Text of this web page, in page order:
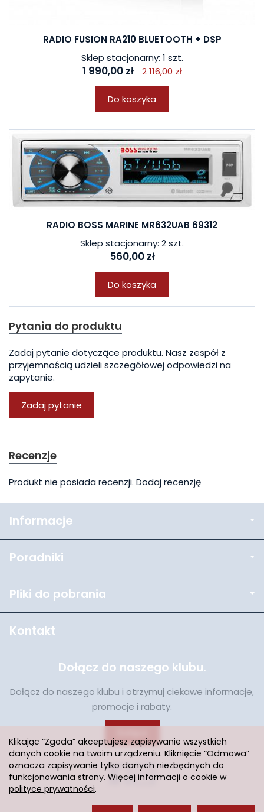
RADIO FUSION RA210 BLUETOOTH + DSP
Sklep stacjonarny: 1 szt.
1 990,00 zł 2 116,00 zł
Do koszyka
RADIO BOSS MARINE MR632UAB 69312
Sklep stacjonarny: 2 szt.
560,00 zł
Do koszyka
Pytania do produktu
Zadaj pytanie dotyczące produktu. Nasz zespół z
przyjemnością udzieli szczegółowej odpowiedzi na
zapytanie.
Zadaj pytanie
Recenzje
Produkt nie posiada recenzji. Dodaj recenzję
Informacje
Poradniki
Pliki do pobrania
Kontakt
Dołącz do naszego klubu.
Dołącz do naszego klubu i otrzymuj ciekawe informacje,
promocje i rabaty.
Klikając “Zgoda” akceptujesz zapisywanie wszystkich
danych cookie na twoim urządzeniu. Kliknięcie “Odmowa”
oznacza zapisywanie tylko danych niezbędnych do
funkcjonowania strony. Więcej informacji o cookie w
polityce prywatności.